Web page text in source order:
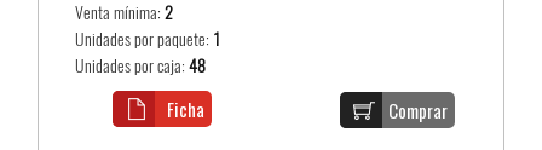
Venta mínima:2
Unidades por paquete: 1
Unidades por caja:48
Comprar
Ficha